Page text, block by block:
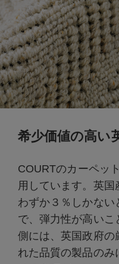
希少価値の高い
COURTのカーペッ
用しています。英
わずか３％しかない
で、弾力性が高い
側には、英国政府の
れた品質の製品の